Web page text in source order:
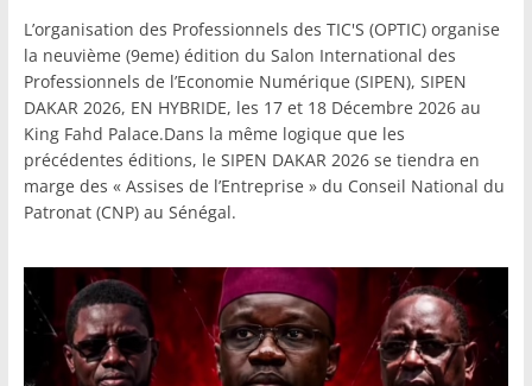
L’organisation des Professionnels des TIC'S (OPTIC) organise
la neuvième (9eme) édition du Salon International des
Professionnels de l’Economie Numérique (SIPEN), SIPEN
DAKAR 2026, EN HYBRIDE, les 17 et 18 Décembre 2026 au
King Fahd Palace.Dans la même logique que les
précédentes éditions, le SIPEN DAKAR 2026 se tiendra en
marge des « Assises de l’Entreprise » du Conseil National du
Patronat (CNP) au Sénégal.